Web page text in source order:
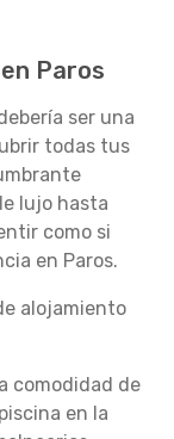
Paros
ser una
todas tus
lujo hasta
como si
en Paros.
alojamiento
comodidad de
en la